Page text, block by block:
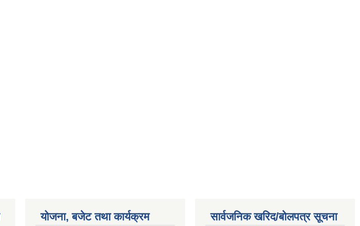
योजना, बजेट तथा कार्यक्रम सार्वजनिक खरिद/बोलपत्र सूचना